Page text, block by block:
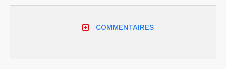
COMMENTAIRES